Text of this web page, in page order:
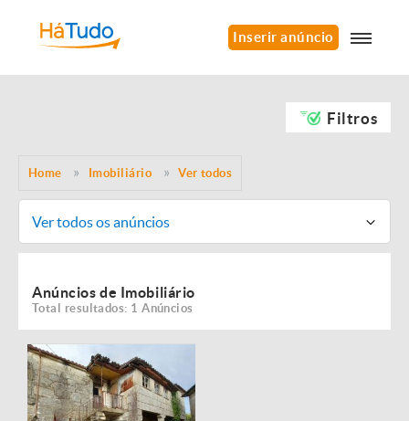
Inserir anúncio
Filtros
Home Imobiliário Ver todos
Ver todos os anúncios
Anúncios de Imobiliário
Total resultados: 1 Anúncios